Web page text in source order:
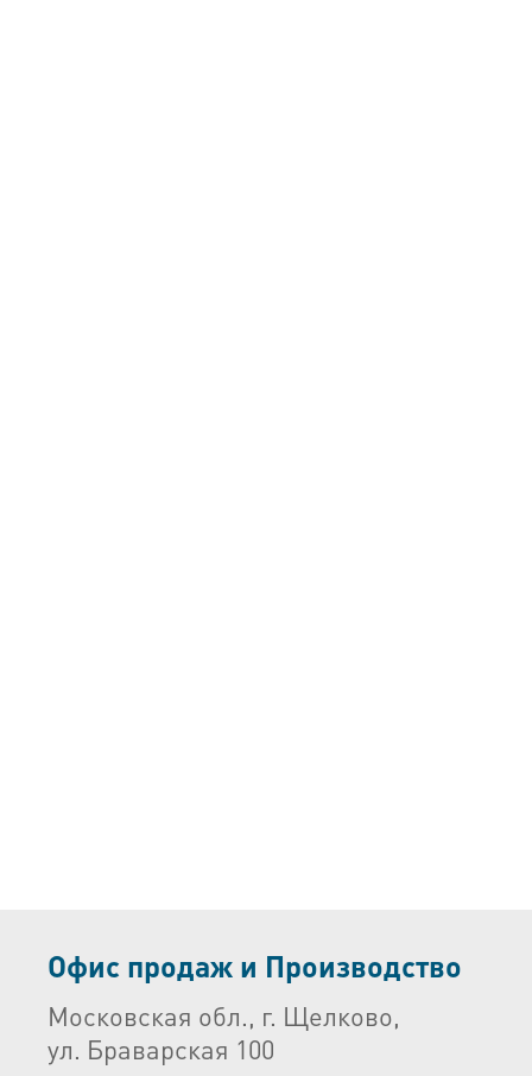
Офис продаж и Производство
Московская обл., г. Щелково,
ул. Браварская 100